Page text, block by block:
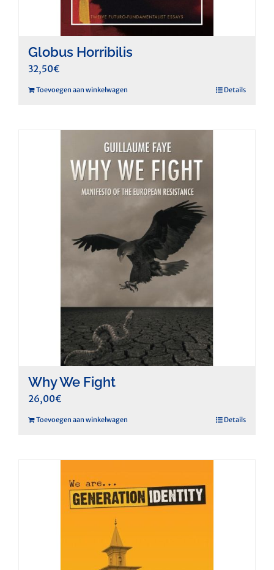
Globus Horribilis
32,50€
Toevoegen aan winkelwagen Details
Why We Fight
26,00€
Toevoegen aan winkelwagen Details